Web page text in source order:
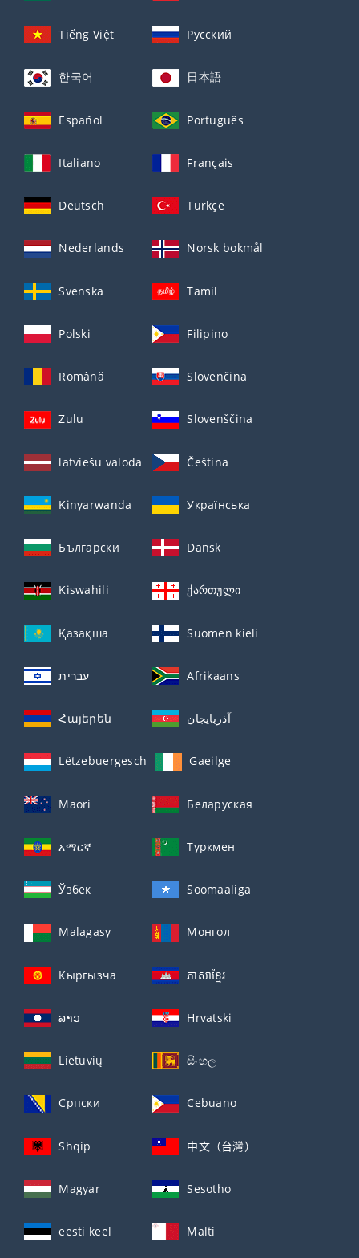
Tiếng Việt Русский
한국어 日本語
Español Português
Italiano Français
Deutsch Türkçe
Nederlands Norsk bokmål
Svenska Tamil
Polski Filipino
Română Slovenčina
Zulu Slovenščina
latviešu valoda Čeština
Kinyarwanda Українська
Български Dansk
Kiswahili ქართული
Қазақша Suomen kieli
עברית Afrikaans
Հայերեն آذربايجان
Lëtzebuergesch Gaeilge
Maori Беларуская
አማርኛ Туркмен
Ўзбек Soomaaliga
Malagasy Монгол
Кыргызча ភាសាខ្មែរ
ລາວ Hrvatski
Lietuvių සිංහල
Српски Cebuano
Shqip 中文（台灣）
Magyar Sesotho
eesti keel Malti